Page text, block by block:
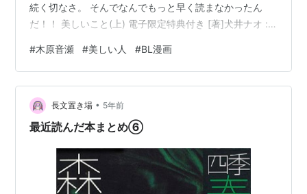
続く切なさ。 そんでなんでもっと早く読まなかったん
だ！！ 美しいこと(上) 電子限定特典付き [著]犬井ナオ :
こと（上） posted with ヨメレバ 犬井 ナオ/木原 音瀬 講
談社 2020年09月11日 楽天ブックス Amazon Kindle 美し
いこと（下） posted with ヨメレバ 犬井 ナオ/木原 音瀬
講談社 2021年01月13日 楽天ブッ…
#木原音瀬 #美しい人 #BL漫画
長文置き場 • 5年前
最近読んだ本まとめ⑥